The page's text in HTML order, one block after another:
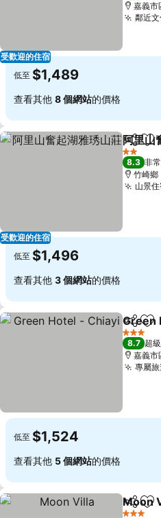
受歡迎的住宿
嘉義市
鄰近
低至 $1,489
查看其他 8 個網站的價格
受歡迎的住宿
分享 加
阿里山
2 星級
8.3 非
竹崎鄉
山景
低至 $1,496
查看其他 3 個網站的價格
分享 加
Green
3 星級
8.7 超
嘉義市
專屬
低至 $1,524
查看其他 5 個網站的價格
分享 加
Moon